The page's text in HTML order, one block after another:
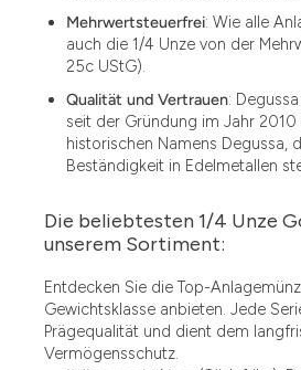
Mehrwertsteuerfrei: Wie alle
auch die 1/4 Unze von der
25c UStG).
Qualität und Vertrauen:
seit der Gründung im Jahr
historischen Namens Degussa,
Beständigkeit in Edelmetallen
Die beliebtesten 1/4 Unze
unserem Sortiment:
Entdecken Sie die Top-
Gewichtsklasse anbieten. Jede
Prägequalität und dient dem
Vermögensschutz.